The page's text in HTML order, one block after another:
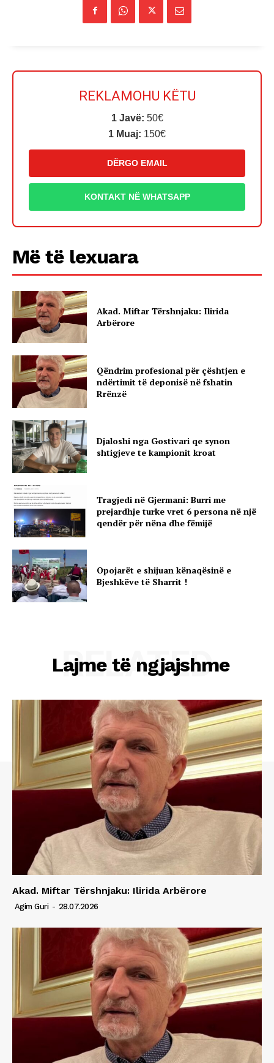
REKLAMOHU KËTU
1 Javë: 50€
1 Muaj: 150€
DËRGO EMAIL
KONTAKT NË WHATSAPP
Më të lexuara
Akad. Miftar Tërshnjaku: Ilirida
Arbërore
Qëndrim profesional për çështjen e
ndërtimit të deponisë në fshatin
Rrënzë
Djaloshi nga Gostivari qe synon
shtigjeve te kampionit kroat
Tragjedi në Gjermani: Burri me
prejardhje turke vret 6 persona në një
qendër për nëna dhe fëmijë
Opojarët e shijuan kënaqësinë e
Bjeshkëve të Sharrit !
Lajme të ngjajshme
RELATED
Akad. Miftar Tërshnjaku: Ilirida Arbërore
Agim Guri - 28.07.2026